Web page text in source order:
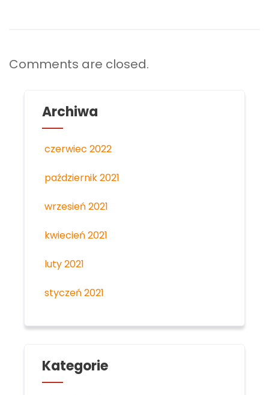
Comments are closed.
Archiwa
czerwiec 2022
październik 2021
wrzesień 2021
kwiecień 2021
luty 2021
styczeń 2021
Kategorie